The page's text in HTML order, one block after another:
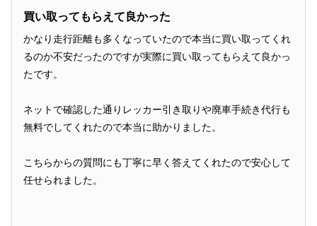
買い取ってもらえて良かった
かなり走行距離も多くなっていたので本当に買い取ってくれ
るのか不安だったのですが実際に買い取ってもらえて良かっ
たです。
ネットで確認した通りレッカー引き取りや廃車手続き代行も
無料でしてくれたので本当に助かりました。
こちらからの質問にも丁寧に早く答えてくれたので安心して
任せられました。